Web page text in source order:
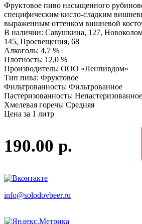
Фруктовое пиво насыщенного
специфическим кисло-сладким
выраженным оттенком вишневой
В наличии: Савушкина, 127,
145, Просвещения, 68
Алкоголь: 4,7 %
Плотность: 12,0 %
Производитель: ООО «Ленпивдом»
Тип пива: Фруктовое
Фильтрованность: Фильтрованное
Пастеризованность: Непастеризованное
Хмелевая горечь: Средняя
Цена за 1 литр
190.00 р.
info@solodovbeer.ru